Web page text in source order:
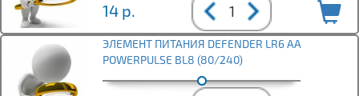
14 р.
ЭЛЕМЕНТ ПИТАНИЯ DEFENDER LR6 АА
POWERPULSE BL8 (80/240)